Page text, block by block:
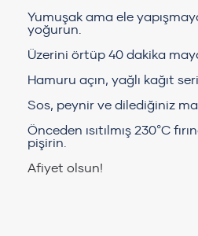
Yumuşak ama ele
yoğurun.
Üzerini örtüp 40 dakika
Hamuru açın, yağlı kağıt
Sos, peynir ve dilediğiniz
Önceden ısıtılmış 230°C
pişirin.
Afiyet olsun!